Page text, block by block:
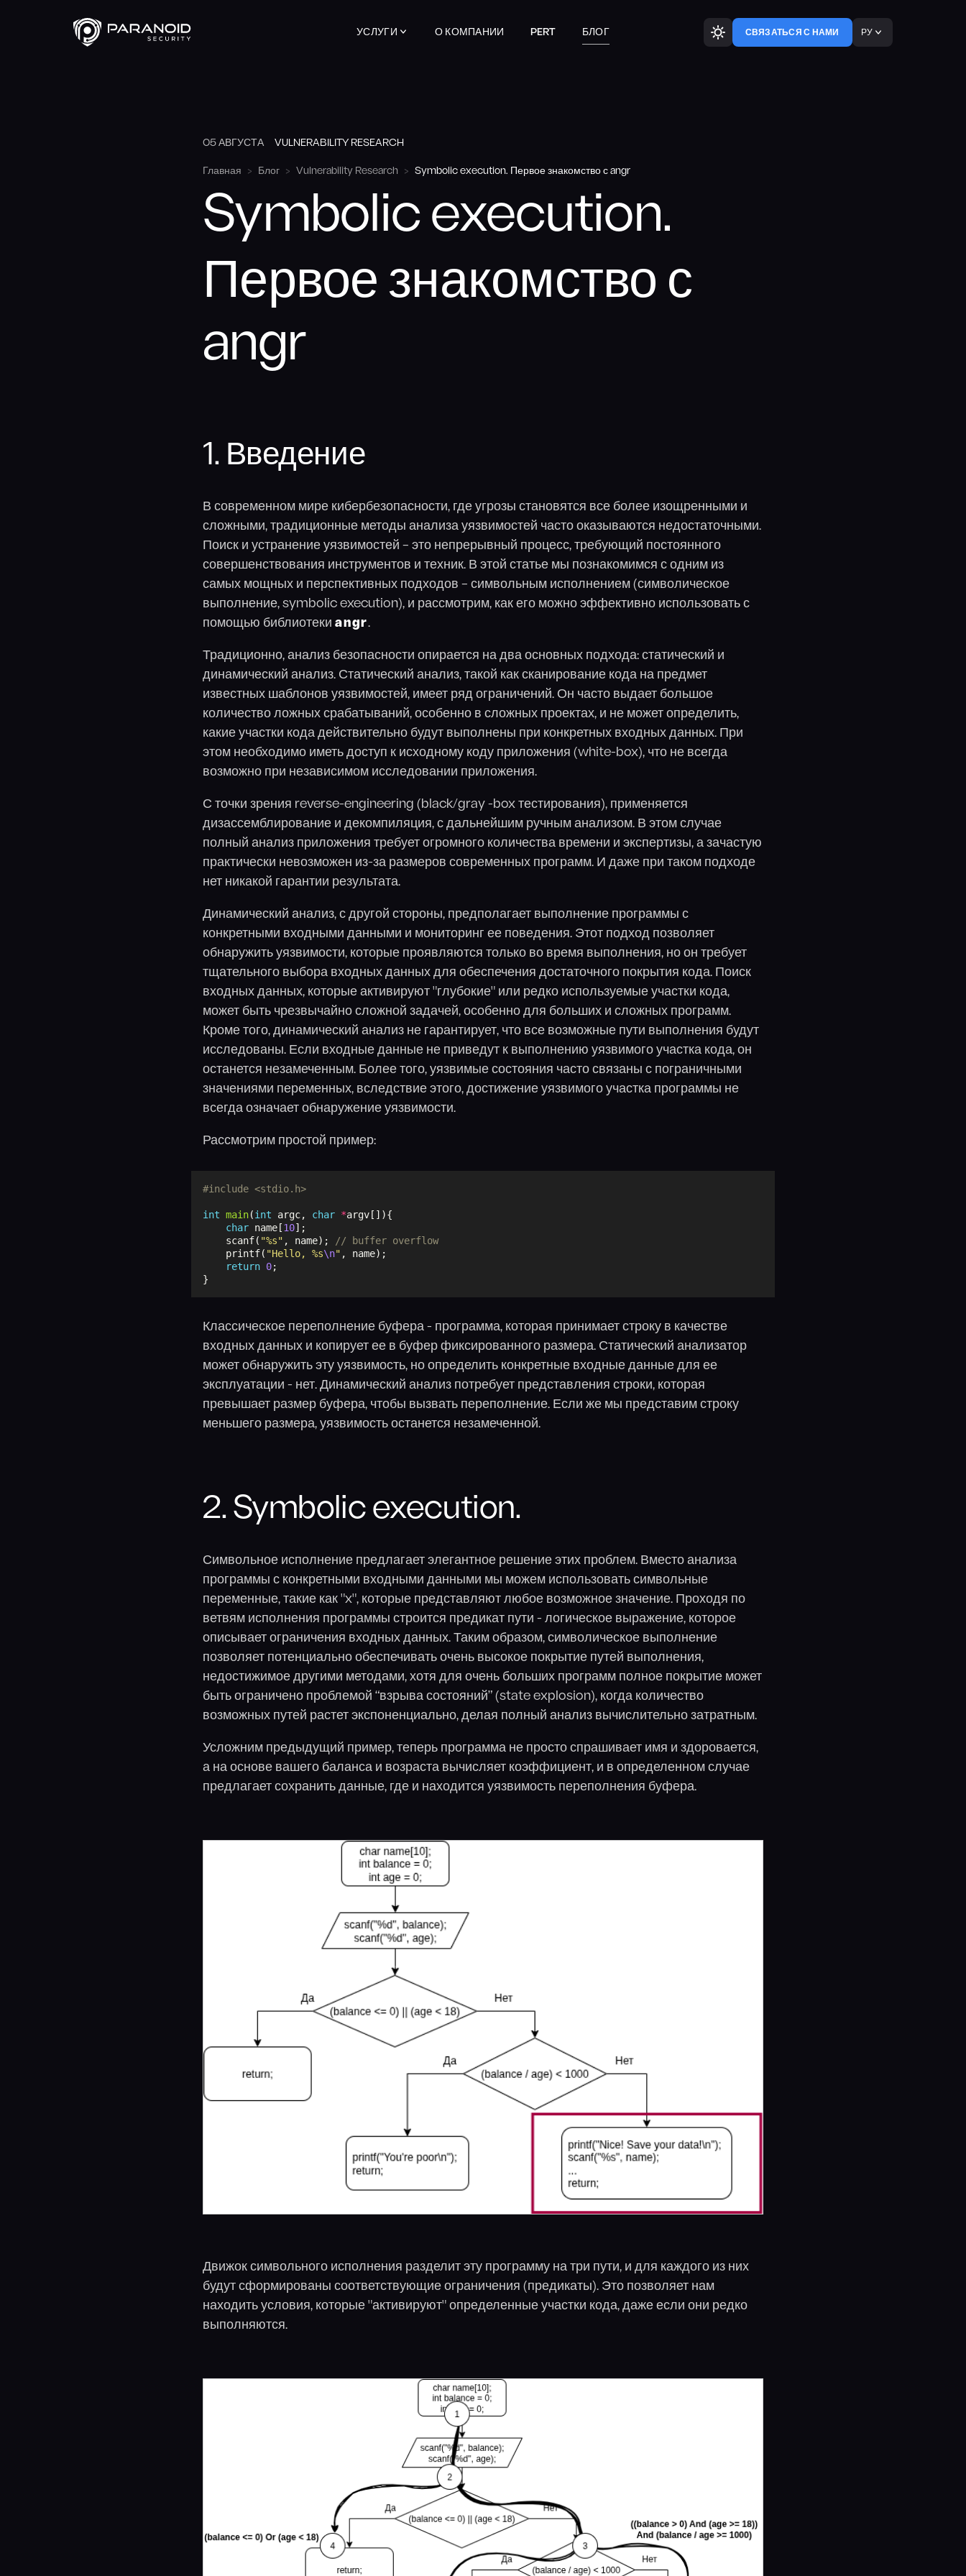
УСЛУГИ О КОМПАНИИ PERT БЛОГ СВЯЗАТЬСЯ С НАМИ РУ
05 АВГУСТА VULNERABILITY RESEARCH
Главная Блог Vulnerability Research Symbolic execution. Первое знакомство с angr
Symbolic execution.
Первое знакомство с
angr
1. Введение
В современном мире кибербезопасности, где угрозы становятся все более изощренными и
сложными, традиционные методы анализа уязвимостей часто оказываются недостаточными.
Поиск и устранение уязвимостей – это непрерывный процесс, требующий постоянного
совершенствования инструментов и техник. В этой статье мы познакомимся с одним из
самых мощных и перспективных подходов – символьным исполнением (символическое
выполнение, symbolic execution), и рассмотрим, как его можно эффективно использовать с
помощью библиотеки angr.
Традиционно, анализ безопасности опирается на два основных подхода: статический и
динамический анализ. Статический анализ, такой как сканирование кода на предмет
известных шаблонов уязвимостей, имеет ряд ограничений. Он часто выдает большое
количество ложных срабатываний, особенно в сложных проектах, и не может определить,
какие участки кода действительно будут выполнены при конкретных входных данных. При
этом необходимо иметь доступ к исходному коду приложения (white-box), что не всегда
возможно при независимом исследовании приложения.
С точки зрения reverse-engineering (black/gray -box тестирования), применяется
дизассемблирование и декомпиляция, с дальнейшим ручным анализом. В этом случае
полный анализ приложения требует огромного количества времени и экспертизы, а зачастую
практически невозможен из-за размеров современных программ. И даже при таком подходе
нет никакой гарантии результата.
Динамический анализ, с другой стороны, предполагает выполнение программы с
конкретными входными данными и мониторинг ее поведения. Этот подход позволяет
обнаружить уязвимости, которые проявляются только во время выполнения, но он требует
тщательного выбора входных данных для обеспечения достаточного покрытия кода. Поиск
входных данных, которые активируют "глубокие" или редко используемые участки кода,
может быть чрезвычайно сложной задачей, особенно для больших и сложных программ.
Кроме того, динамический анализ не гарантирует, что все возможные пути выполнения будут
исследованы. Если входные данные не приведут к выполнению уязвимого участка кода, он
останется незамеченным. Более того, уязвимые состояния часто связаны с пограничными
значениями переменных, вследствие этого, достижение уязвимого участка программы не
всегда означает обнаружение уязвимости.
Рассмотрим простой пример:
#include <stdio.h>
int main(int argc, char *argv[]){
char name[10];
    scanf(
"%s" , name);
// buffer overflow
    printf(
"Hello, %s\n" , name);
return 0;
}
Классическое переполнение буфера - программа, которая принимает строку в качестве
входных данных и копирует ее в буфер фиксированного размера. Статический анализатор
может обнаружить эту уязвимость, но определить конкретные входные данные для ее
эксплуатации - нет. Динамический анализ потребует представления строки, которая
превышает размер буфера, чтобы вызвать переполнение. Если же мы представим строку
меньшего размера, уязвимость останется незамеченной.
2. Symbolic execution.
Символьное исполнение предлагает элегантное решение этих проблем. Вместо анализа
программы с конкретными входными данными мы можем использовать символьные
переменные, такие как "x", которые представляют любое возможное значение. Проходя по
ветвям исполнения программы строится предикат пути - логическое выражение, которое
описывает ограничения входных данных. Таким образом, символическое выполнение
позволяет потенциально обеспечивать очень высокое покрытие путей выполнения,
недостижимое другими методами, хотя для очень больших программ полное покрытие может
быть ограничено проблемой “взрыва состояний” (state explosion), когда количество
возможных путей растет экспоненциально, делая полный анализ вычислительно затратным.
Усложним предыдущий пример, теперь программа не просто спрашивает имя и здоровается,
а на основе вашего баланса и возраста вычисляет коэффициент, и в определенном случае
предлагает сохранить данные, где и находится уязвимость переполнения буфера.
Движок символьного исполнения разделит эту программу на три пути, и для каждого из них
будут сформированы соответствующие ограничения (предикаты). Это позволяет нам
находить условия, которые "активируют" определенные участки кода, даже если они редко
выполняются.